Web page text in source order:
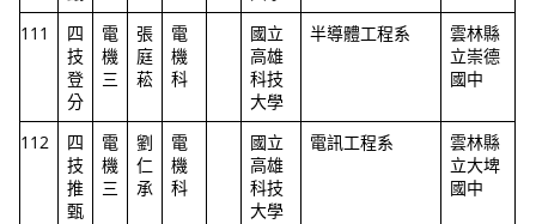
111
四
技
登
分
電
機
三
張
庭
菘
電
機
科
國立
高雄
科技
大學
半導體工程系
雲林縣
立崇德
國中
112
四
技
推
甄
電
機
三
劉
仁
承
電
機
科
國立
高雄
科技
大學
電訊工程系
雲林縣
立大埤
國中